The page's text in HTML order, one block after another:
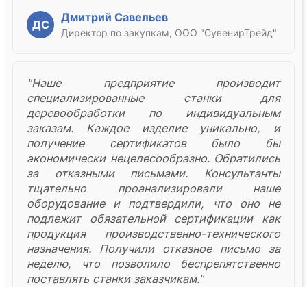
ДС
Дмитрий Савельев
Директор по закупкам, ООО "СувенирТрейд"
"Наше предприятие производит
специализированные станки для
деревообработки по индивидуальным
заказам. Каждое изделие уникально, и
получение сертификатов было бы
экономически нецелесообразно. Обратились
за отказными письмами. Консультанты
тщательно проанализировали наше
оборудование и подтвердили, что оно не
подлежит обязательной сертификации как
продукция производственно-технического
назначения. Получили отказное письмо за
неделю, что позволило беспрепятственно
поставлять станки заказчикам."